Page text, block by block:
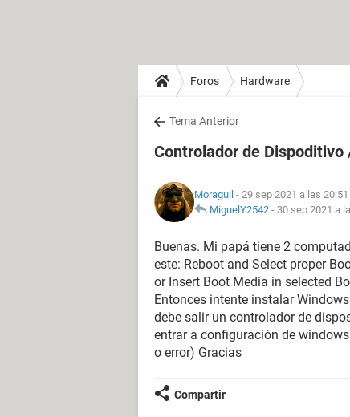
Foros Hardware
Tema Anterior
Controlador de Dispoditivo
Moragull - 29 sep 2021 a las 20:51
MiguelY2542 - 30 sep 2021 a
Buenas. Mi papá tiene 2
este: Reboot and Select proper
or Insert Boot Media in selected
Entonces intente instalar
debe salir un controlador de
entrar a configuración de
o error) Gracias
Compartir